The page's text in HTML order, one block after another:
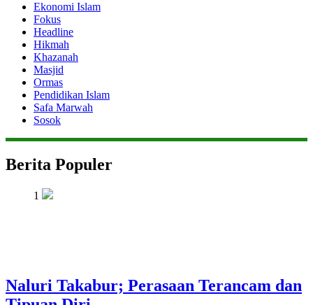
Ekonomi Islam
Fokus
Headline
Hikmah
Khazanah
Masjid
Ormas
Pendidikan Islam
Safa Marwah
Sosok
Berita Populer
1
Naluri Takabur; Perasaan Terancam dan